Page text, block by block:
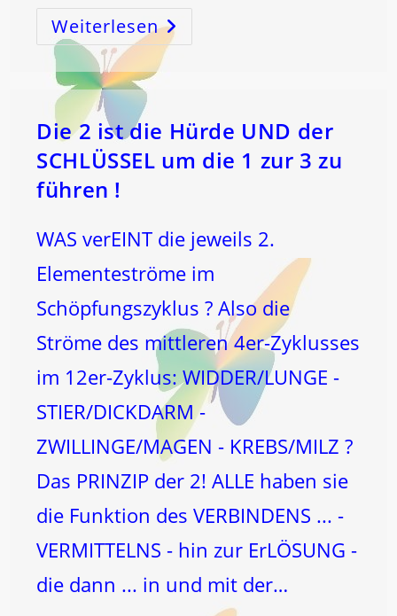
WeiterlesenDie
STROMübernahmebereiche
…
Die 2 ist die Hürde UND der
SCHLÜSSEL um die 1 zur 3 zu
führen !
WAS verEINT die jeweils 2.
Elementeströme im
Schöpfungszyklus ? Also die
Ströme des mittleren 4er-Zyklusses
im 12er-Zyklus: WIDDER/LUNGE -
STIER/DICKDARM -
ZWILLINGE/MAGEN - KREBS/MILZ ?
Das PRINZIP der 2! ALLE haben sie
die Funktion des VERBINDENS ... -
VERMITTELNS - hin zur ErLÖSUNG -
die dann ... in und mit der…